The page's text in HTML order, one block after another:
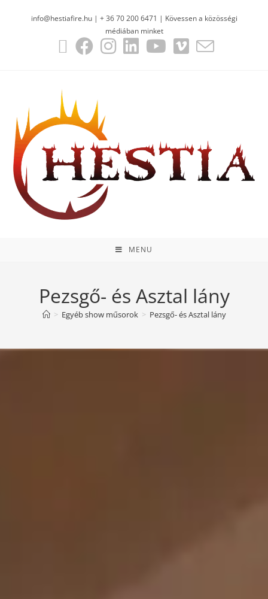
info@hestiafire.hu | + 36 70 200 6471 | Kövessen a közösségi
médiában minket
MENU
Pezsgő- és Asztal lány
> Egyéb show műsorok > Pezsgő- és Asztal lány